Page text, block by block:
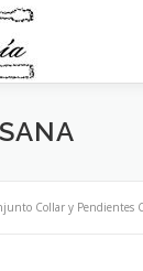
TIENDA
Collar y Pendientes